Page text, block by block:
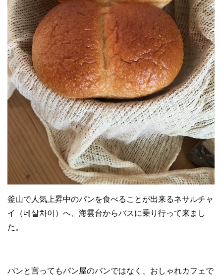
釜山で人気上昇中のパンを食べることが出来るネサルチャ
イ（네살차이）へ、海雲台からバスに乗り行って来まし
た。
パンと言ってもパン屋のパンではなく、おしゃれカフェで